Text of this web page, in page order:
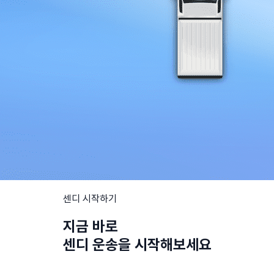
센디 시작하기
지금 바로
센디 운송을 시작해보세요